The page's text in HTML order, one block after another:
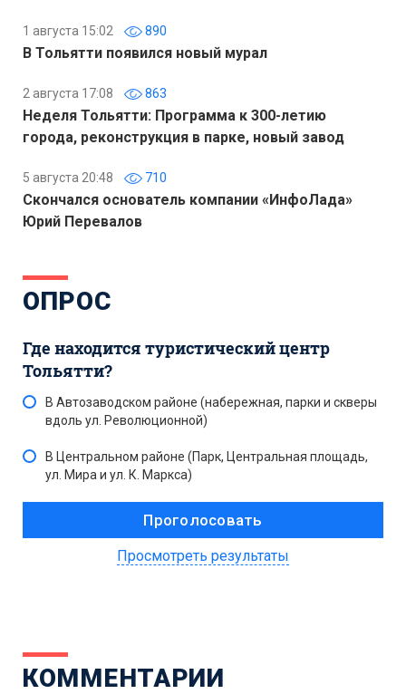
1 августа 15:02 890
В Тольятти появился новый мурал
2 августа 17:08 863
Неделя Тольятти: Программа к 300-летию
города, реконструкция в парке, новый завод
5 августа 20:48 710
Скончался основатель компании «ИнфоЛада»
Юрий Перевалов
ОПРОС
Где находится туристический центр
Тольятти?
В Автозаводском районе (набережная, парки и скверы
вдоль ул. Революционной)
В Центральном районе (Парк, Центральная площадь,
ул. Мира и ул. К. Маркса)
Просмотреть результаты
КОММЕНТАРИИ